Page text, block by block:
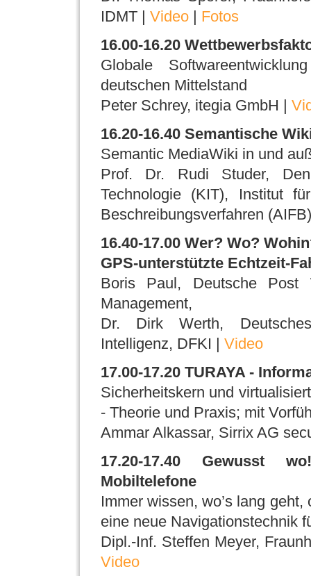
IDMT | Video| Fotos
16.00-16.20
Globale
deutschen Mittelstand
Peter Schrey, itegia GmbH |
16.20-16.40 Semantische
Semantic MediaWiki in und
Prof. Dr. Rudi Studer,
Technologie (KIT), Institut
Beschreibungsverfahren
16.40-17.00 Wer? Wo?
GPS-unterstützte Echtzeit-
Boris Paul, Deutsche Post
Management,
Dr. Dirk Werth,
Intelligenz, DFKI | Video
17.00-17.20 TURAYA -
Sicherheitskern und
- Theorie und Praxis; mit
Ammar Alkassar, Sirrix AG
17.20-17.40 Gewusst
Mobiltelefone
Immer wissen, wo’s lang
eine neue Navigationstechnik
Dipl.-Inf. Steffen Meyer,
Video